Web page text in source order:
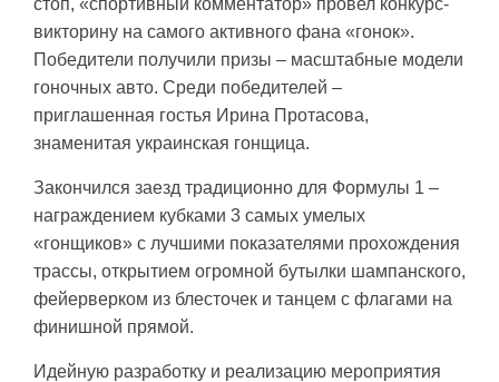
викторину на самого активного фана «гонок».
Победители получили призы – масштабные модели
гоночных авто. Среди победителей –
приглашенная гостья Ирина Протасова,
знаменитая украинская гонщица.
Закончился заезд традиционно для Формулы 1 –
награждением кубками 3 самых умелых
«гонщиков» с лучшими показателями прохождения
трассы, открытием огромной бутылки шампанского,
фейерверком из блесточек и танцем с флагами на
финишной прямой.
Идейную разработку и реализацию мероприятия